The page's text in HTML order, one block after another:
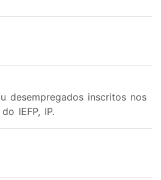
desempregados inscritos nos
IEFP, IP.